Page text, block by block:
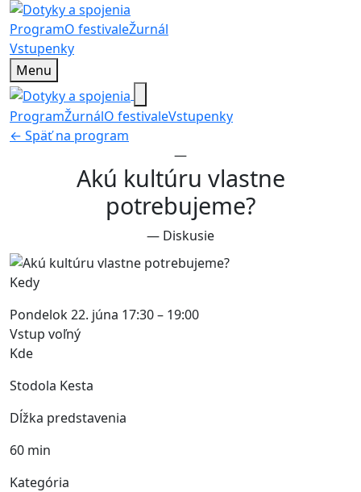
ProgramO festivaleŽurnál
Vstupenky
Menu
ProgramŽurnálO festivaleVstupenky
← Späť na program
—
Akú kultúru vlastne
potrebujeme?
— Diskusie
Kedy
Pondelok 22. júna 17:30 – 19:00
Vstup voľný
Kde
Stodola Kesta
Dĺžka predstavenia
60 min
Kategória